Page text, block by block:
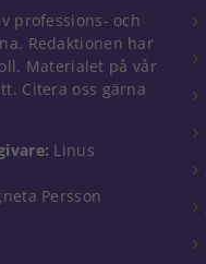
professions- och
Redaktionen har
Materialet på vår
Citera oss gärna
Linus
Persson
Nödvändiga
Dessa kakor
går inte att
välja bort. De
för
ska